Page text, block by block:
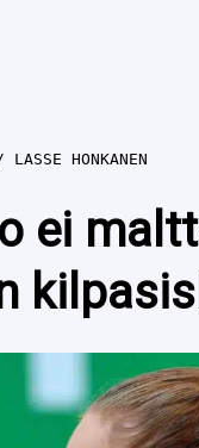
LASSE HONKANEN
ei